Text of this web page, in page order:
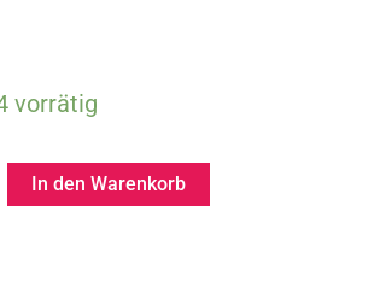
vorrätig
In den Warenkorb